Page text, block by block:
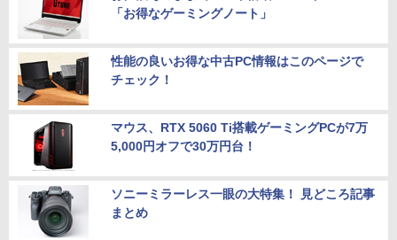
「お得なゲーミングノート」
性能の良いお得な中古PC情報はこのページで
チェック！
マウス、RTX 5060 Ti搭載ゲーミングPCが7万
5,000円オフで30万円台！
ソニーミラーレス一眼の大特集！ 見どころ記事
まとめ